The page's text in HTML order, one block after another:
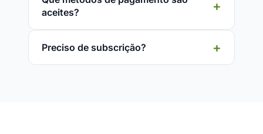
aceites?
Preciso de subscrição?